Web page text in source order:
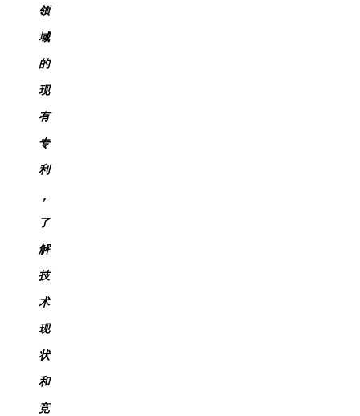
领
域
的
现
有
专
利
，
了
解
技
术
现
状
和
竞